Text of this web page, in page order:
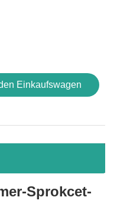
Einkaufswagen
Sprokcet-